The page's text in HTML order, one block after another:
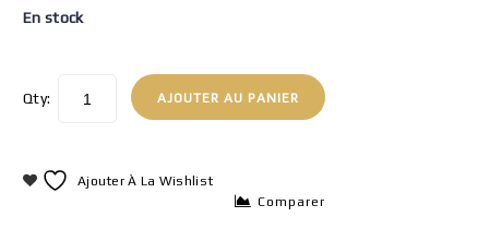
En stock
Qty: AJOUTER AU PANIER
Ajouter À La Wishlist
Comparer